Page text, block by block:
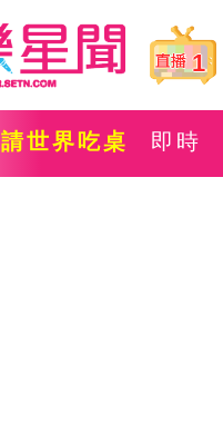
1
請世界吃桌 即時